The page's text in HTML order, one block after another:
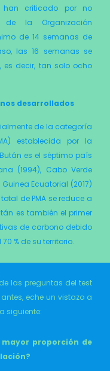
han criticado por no
la Organización
de 14 semanas de
las 16 semanas se
es decir, tan solo ocho
desarrollados
de la categoría
establecida por la
es el séptimo país
(1994), Cabo Verde
Ecuatorial (2017)
de PMA se reduce a
es también el primer
de carbono debido
% de su territorio.
las preguntas del test
eche un vistazo a
siguiente:
mayor proporción de